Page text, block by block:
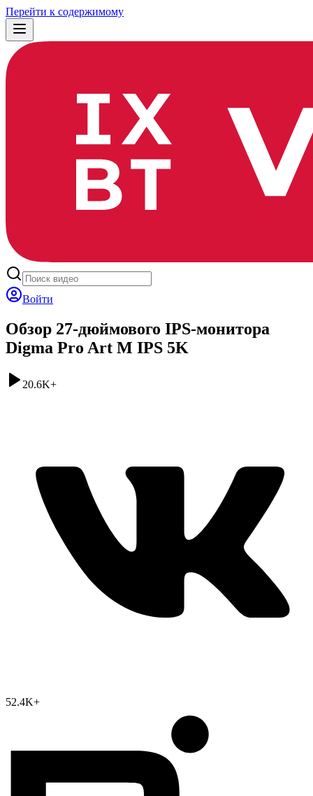
Перейти к содержимому
Войти
Обзор 27-дюймового IPS-монитора
Digma Pro Art M IPS 5K
20.6K+
52.4K+